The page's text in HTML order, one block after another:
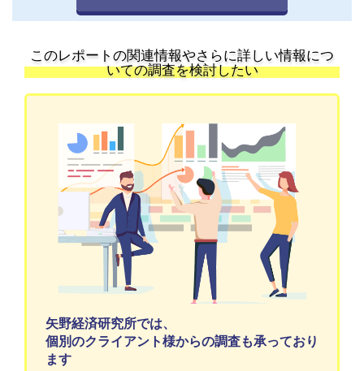
このレポートの関連情報やさらに詳しい情報につ
いての調査を検討したい
矢野経済研究所では、
個別のクライアント様からの調査も承っており
ます